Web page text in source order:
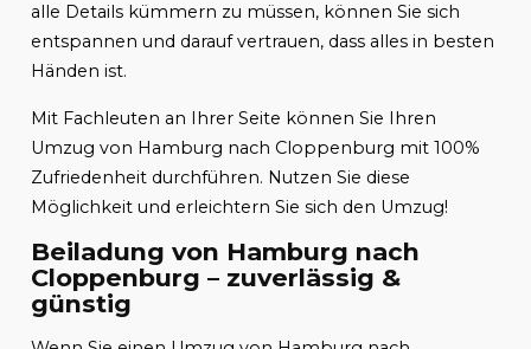
alle Details kümmern zu müssen, können Sie sich
entspannen und darauf vertrauen, dass alles in besten
Händen ist.
Mit Fachleuten an Ihrer Seite können Sie Ihren
Umzug von Hamburg nach Cloppenburg mit 100%
Zufriedenheit durchführen. Nutzen Sie diese
Möglichkeit und erleichtern Sie sich den Umzug!
Beiladung von Hamburg nach
Cloppenburg – zuverlässig &
günstig